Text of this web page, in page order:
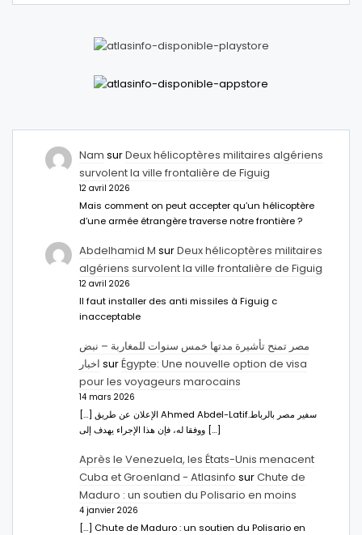
Nam surDeux hélicoptères militaires algériens
survolent la ville frontalière de Figuig
12 avril 2026
Mais comment on peut accepter qu’un hélicoptère
d’une armée étrangère traverse notre frontière ?
Abdelhamid M surDeux hélicoptères militaires
algériens survolent la ville frontalière de Figuig
12 avril 2026
Il faut installer des anti missiles à Figuig c
inacceptable
مصر تمنح تأشيرة مدتها خمس سنوات للمغاربة – نبض
اخبار surÉgypte: Une nouvelle option de visa
pour les voyageurs marocains
14 mars 2026
[…] الإعلان عن طريق Ahmed Abdel-Latifسفير مصر بالرباط.
ووفقا له، فإن هذا الإجراء يهدف إلى […]
Après le Venezuela, les États-Unis menacent
Cuba et Groenland - Atlasinfo surChute de
Maduro : un soutien du Polisario en moins
4 janvier 2026
[…] Chute de Maduro : un soutien du Polisario en